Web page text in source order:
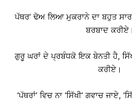
ਪੱਥਰ’ ਢੋਅ ਲਿਆ ਮੁਕਰਾਨੇ ਦਾ ਬਹੁਤ
ਬਰਬਾਦ ਕਰੀਏ।
ਗੁਰੂ ਘਰਾਂ ਦੇ ਪ੍ਰਬੰਧਕੋ ਇਕ ਬੇਨਤੀ ਹੈ,
ਕਰੀਏ।
‘ਪੱਥਰਾਂ’ ਵਿਚ ਨਾ ‘ਸਿੱਖੀ’ ਗਵਾਚ ਜਾਏ,